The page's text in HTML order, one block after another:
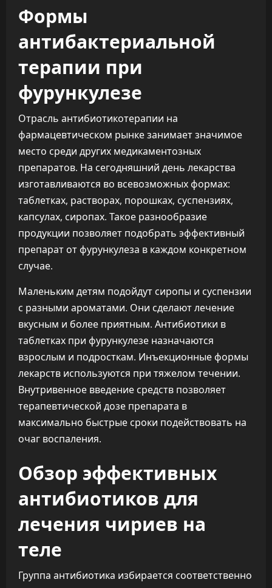
Формы
антибактериальной
терапии при
фурункулезе
Отрасль антибиотикотерапии на
фармацевтическом рынке занимает значимое
место среди других медикаментозных
препаратов. На сегодняшний день лекарства
изготавливаются во всевозможных формах:
таблетках, растворах, порошках, суспензиях,
капсулах, сиропах. Такое разнообразие
продукции позволяет подобрать эффективный
препарат от фурункулеза в каждом конкретном
случае.
Маленьким детям подойдут сиропы и суспензии
с разными ароматами. Они сделают лечение
вкусным и более приятным. Антибиотики в
таблетках при фурункулезе назначаются
взрослым и подросткам. Инъекционные формы
лекарств используются при тяжелом течении.
Внутривенное введение средств позволяет
терапевтической дозе препарата в
максимально быстрые сроки подействовать на
очаг воспаления.
Обзор эффективных
антибиотиков для
лечения чириев на
теле
Группа антибиотика избирается соответственно